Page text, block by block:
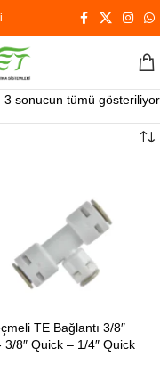
3 sonucun tümü gösteriliyor
TE Bağlantı 3/8″
3/8″ Quick – 1/4″ Quick